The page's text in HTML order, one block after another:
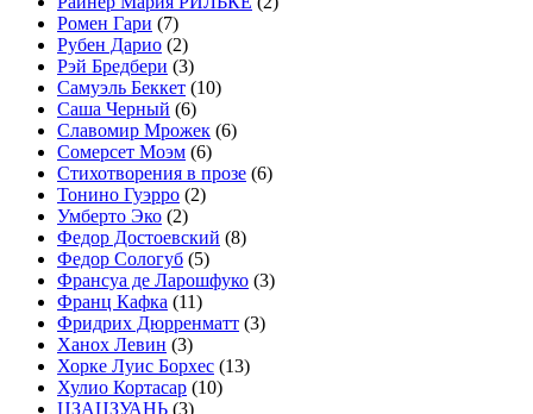
Ромен Гари (7)
Рубен Дарио (2)
Рэй Бредбери (3)
Самуэль Беккет (10)
Саша Черный (6)
Славомир Мрожек (6)
Сомерсет Моэм (6)
Стихотворения в прозе (6)
Тонино Гуэрро (2)
Умберто Эко (2)
Федор Достоевский (8)
Федор Сологуб (5)
Франсуа де Ларошфуко (3)
Франц Кафка (11)
Фридрих Дюрренматт (3)
Ханох Левин (3)
Хорке Луис Борхес (13)
Хулио Кортасар (10)
ЦЗАЦЗУАНЬ (3)